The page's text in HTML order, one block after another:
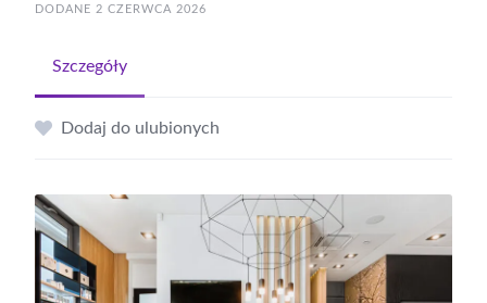
DODANE 2 CZERWCA 2026
Szczegóły
Dodaj do ulubionych